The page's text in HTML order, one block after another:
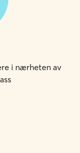
i nærheten av